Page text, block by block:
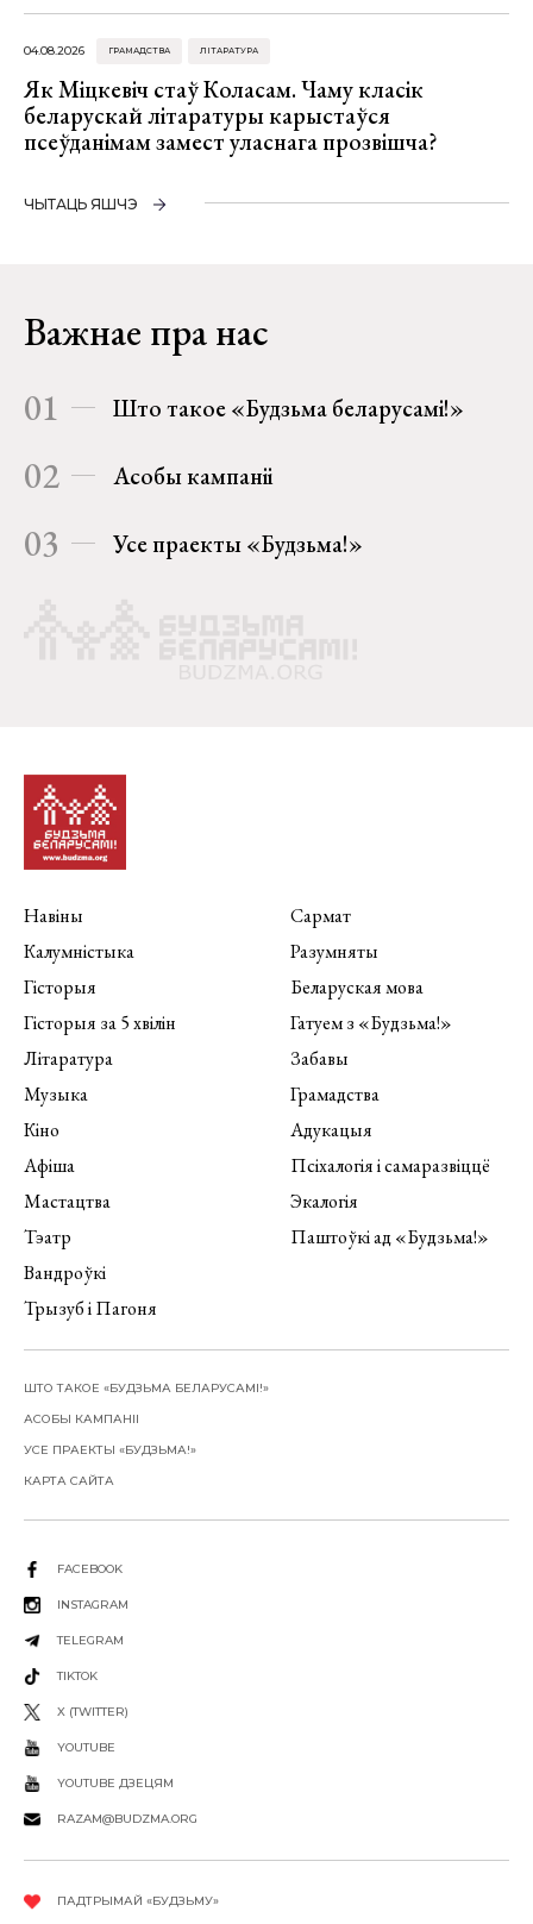
04.08.2026 ГРАМАДСТВА ЛІТАРАТУРА
Як Міцкевіч стаў Коласам. Чаму класік
беларускай літаратуры карыстаўся
псеўданімам замест уласнага прозвішча?
ЧЫТАЦЬ ЯШЧЭ
Важнае пра нас
01 Што такое «Будзьма беларусамі!»
02 Асобы кампаніі
03 Усе праекты «Будзьма!»
Навіны
Калумністыка
Гісторыя
Гісторыя за 5 хвілін
Літаратура
Музыка
Кіно
Афіша
Мастацтва
Тэатр
Вандроўкі
Трызуб і Пагоня
Сармат
Разумняты
Беларуская мова
Гатуем з «Будзьма!»
Забавы
Грамадства
Адукацыя
Псіхалогія і самаразвіццё
Экалогія
Паштоўкі ад «Будзьма!»
ШТО ТАКОЕ «БУДЗЬМА БЕЛАРУСАМІ!»
АСОБЫ КАМПАНІІ
УСЕ ПРАЕКТЫ «БУДЗЬМА!»
КАРТА САЙТА
FACEBOOK
INSTAGRAM
TELEGRAM
TIKTOK
X (TWITTER)
YOUTUBE
YOUTUBE ДЗЕЦЯМ
RAZAM@BUDZMA.ORG
ПАДТРЫМАЙ «БУДЗЬМУ»